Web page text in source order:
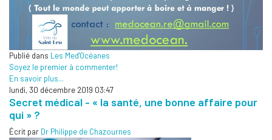
Publié dans Les Med'Océanes
Soyez le premier à commenter!
En savoir plus...
lundi, 30 décembre 2019 03:47
Secret médical - « la santé, une bonne affaire pour
qui » ?
Écrit par Dr Philippe de Chazournes